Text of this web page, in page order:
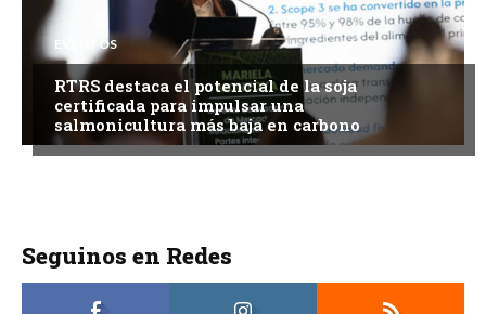
EVENTOS
RTRS destaca el potencial de la soja
certificada para impulsar una
salmonicultura más baja en carbono
Seguinos en Redes